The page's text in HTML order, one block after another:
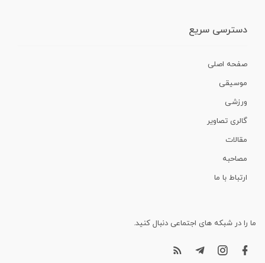
دسترسی سریع
صفحه اصلی
موسیقی
ورزشی
گالری تصاویر
مقالات
مصاحبه
ارتباط با ما
ما را در شبکه های اجتماعی دنبال کنید.